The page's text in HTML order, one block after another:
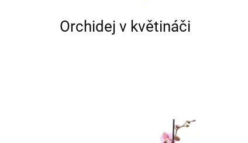
Orchidej v květináči